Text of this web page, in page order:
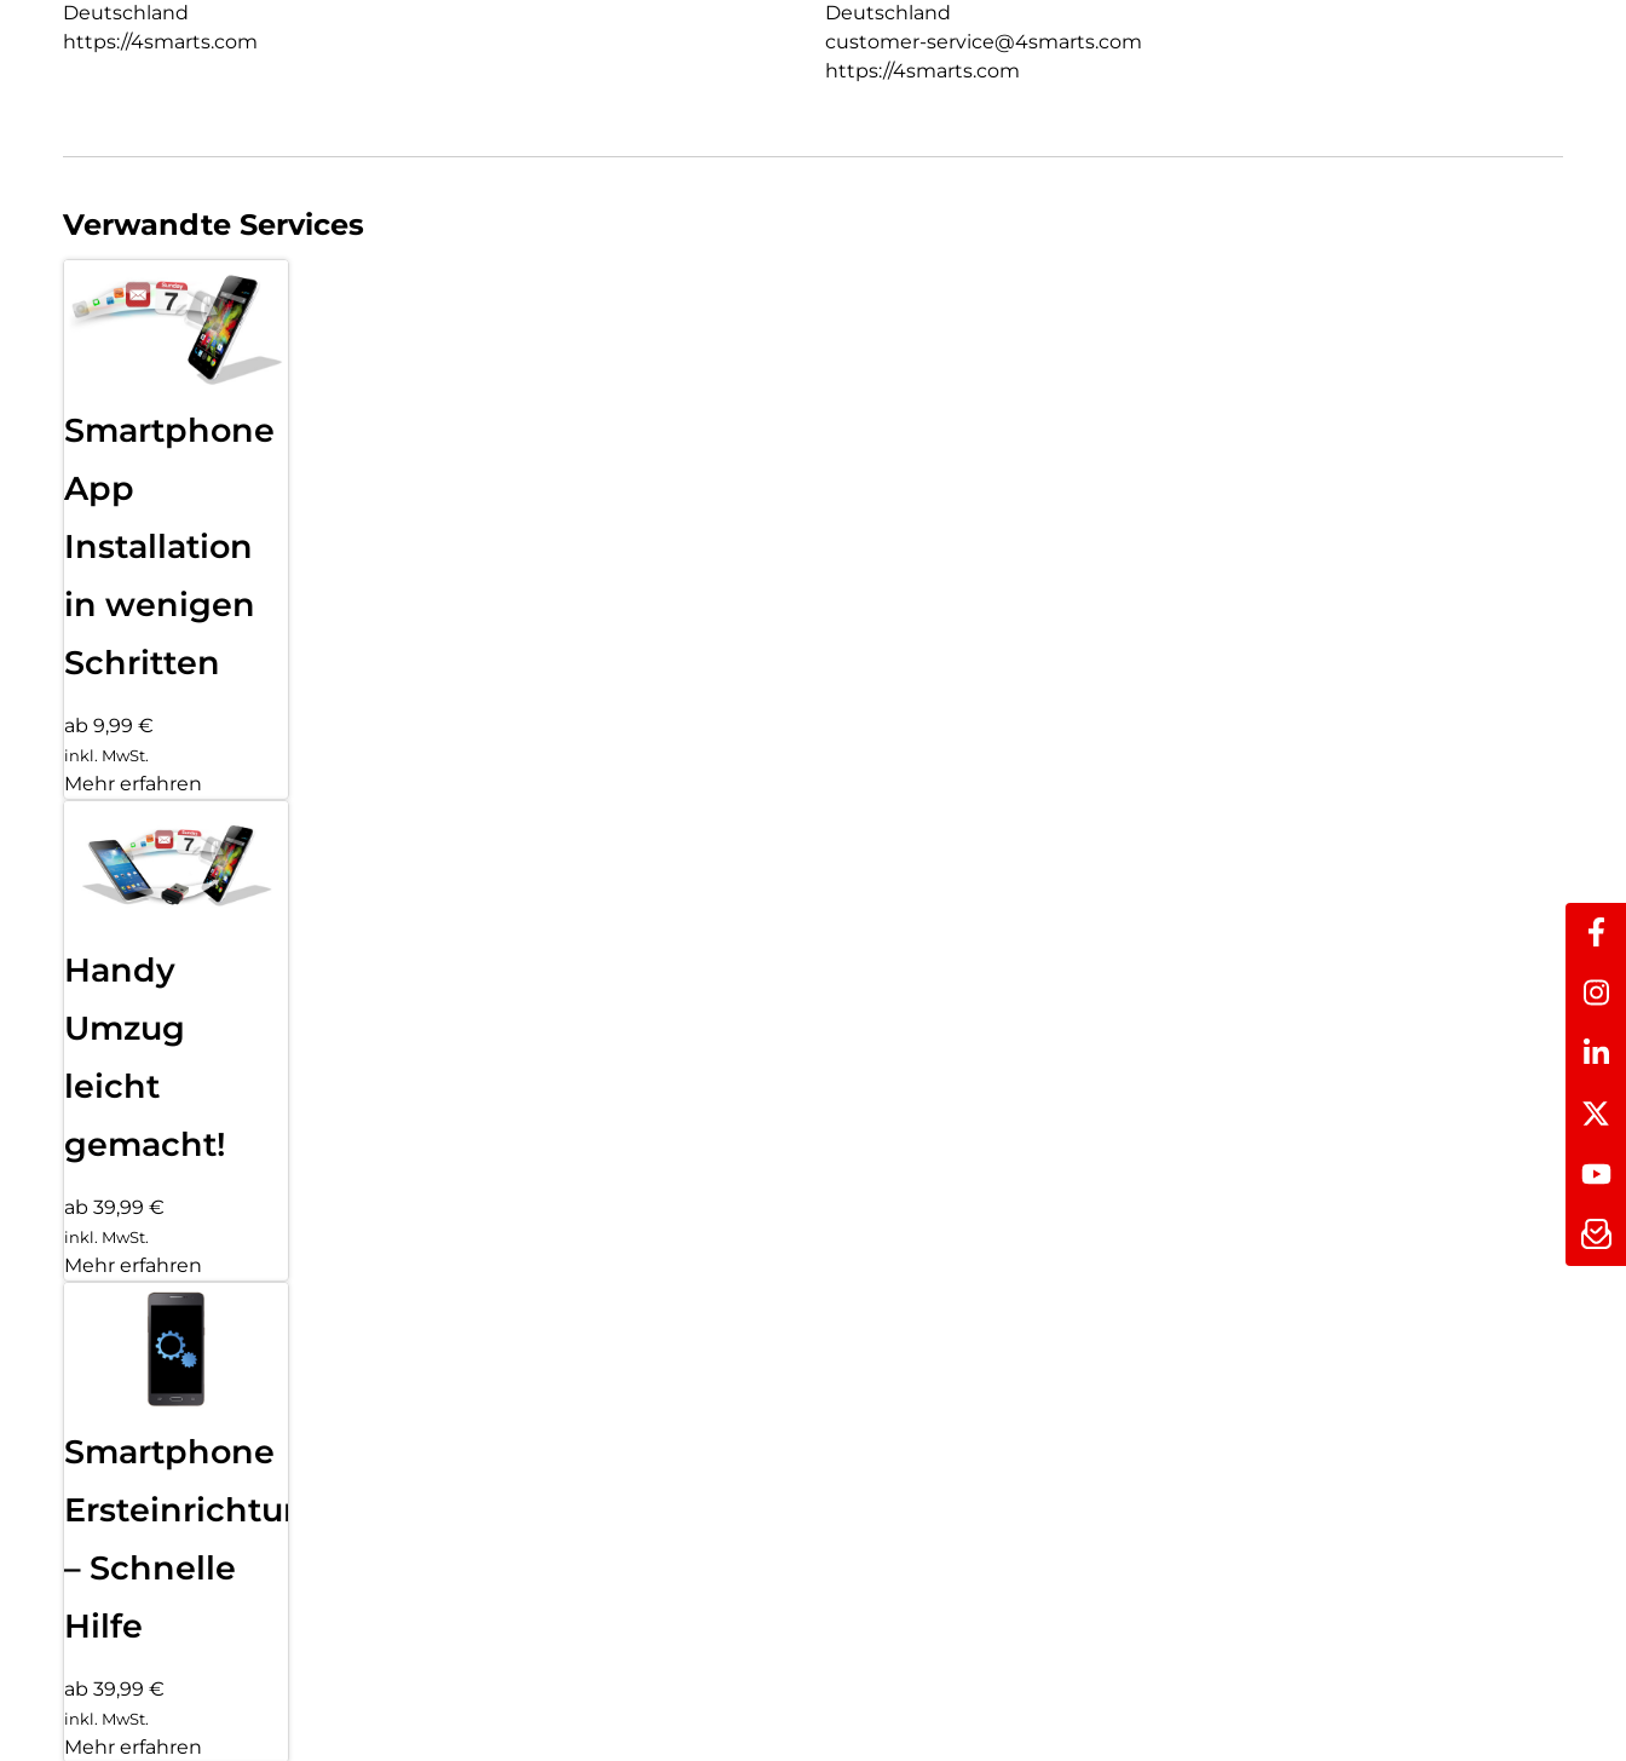
Deutschland
https://4smarts.com
Deutschland
customer-service@4smarts.com
https://4smarts.com
Verwandte Services
Smartphone
App
Installation
in wenigen
Schritten
ab 9,99 €
inkl. MwSt.
Mehr erfahren
Handy
Umzug
leicht
gemacht!
ab 39,99 €
inkl. MwSt.
Mehr erfahren
Smartphone
Ersteinrichtung
– Schnelle
Hilfe
ab 39,99 €
inkl. MwSt.
Mehr erfahren